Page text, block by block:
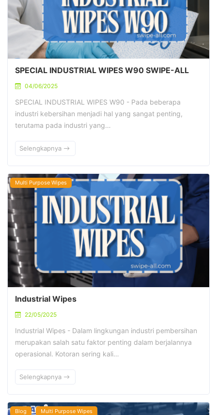
SPECIAL INDUSTRIAL WIPES W90 SWIPE-ALL
04/06/2025
SPECIAL INDUSTRIAL WIPES W90 - Pada beberapa
industri kebersihan menjadi hal yang sangat penting,
terutama pada industri yang…
Selengkapnya
Multi Purpose Wipes
Industrial Wipes
22/05/2025
Industrial Wipes - Dalam lingkungan industri pembersihan
merupakan salah satu faktor penting dalam berjalannya
operasional. Kotoran sering kali…
Selengkapnya
Blog Multi Purpose Wipes